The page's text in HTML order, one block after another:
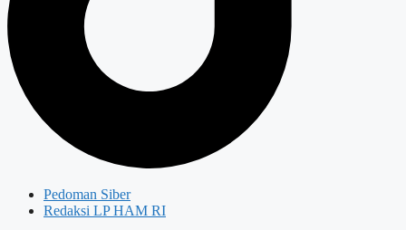
Pedoman Siber
Redaksi LP HAM RI